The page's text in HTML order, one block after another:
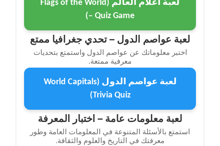
لعبة أعلام العالم (Flags of the World
– Quiz Game)
لعبة عواصم الدول – تحدي جغرافيا ممتع
اختبر معلوماتك عن عواصم الدول واستمتع بتحديات
معرفية ممتعة.
لعبة عواصم الدول (World Capitals
Trivia Quiz)
لعبة معلومات عامة – اختبار المعرفة
استمتع بالأسئلة المتنوعة في المعلومات العامة وطور
معرفتك في التاريخ والعلوم والثقافة.